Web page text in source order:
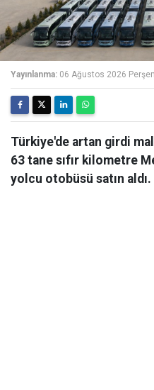
Yayınlanma: 06 Ağustos 2026
Türkiye'de artan girdi
63 tane sıfır kilometre
yolcu otobüsü satın aldı.